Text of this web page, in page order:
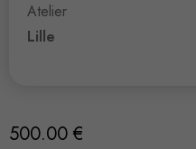
Atelier
Lille
500.00 €